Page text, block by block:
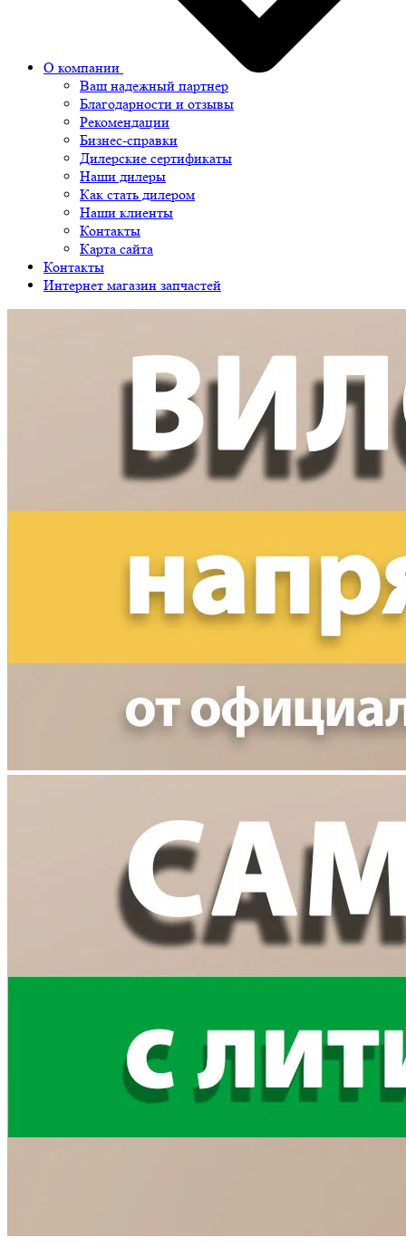
О компании
Ваш надежный партнер
Благодарности и отзывы
Рекомендации
Бизнес-справки
Дилерские сертификаты
Наши дилеры
Как стать дилером
Наши клиенты
Контакты
Карта сайта
Контакты
Интернет магазин запчастей